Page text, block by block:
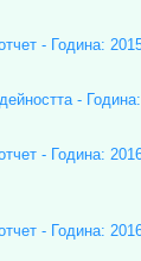
- Година:
- Година:
- Година:
- Година: